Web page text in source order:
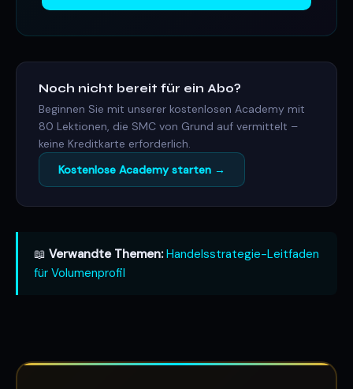
Noch nicht bereit für ein Abo?
Beginnen Sie mit unserer kostenlosen Academy mit
80 Lektionen, die SMC von Grund auf vermittelt –
keine Kreditkarte erforderlich.
Kostenlose Academy starten →
📖 Verwandte Themen: Handelsstrategie-Leitfaden
für Volumenprofil